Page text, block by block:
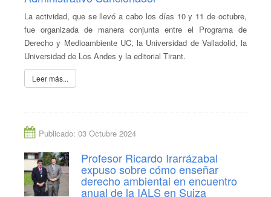
La actividad, que se llevó a cabo los días 10 y 11 de octubre,
fue organizada de manera conjunta entre el Programa de
Derecho y Medioambiente UC, la Universidad de Valladolid, la
Universidad de Los Andes y la editorial Tirant.
Leer más...
Publicado: 03 Octubre 2024
Profesor Ricardo Irarrázabal
expuso sobre cómo enseñar
derecho ambiental en encuentro
anual de la IALS en Suiza